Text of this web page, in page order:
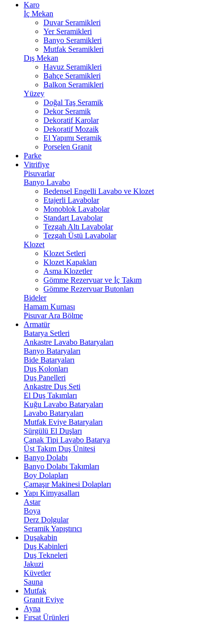
Karo
İç Mekan
Duvar Seramikleri
Yer Seramikleri
Banyo Seramikleri
Mutfak Seramikleri
Dış Mekan
Havuz Seramikleri
Bahçe Seramikleri
Balkon Seramikleri
Yüzey
Doğal Taş Seramik
Dekor Seramik
Dekoratif Karolar
Dekoratif Mozaik
El Yapımı Seramik
Porselen Granit
Parke
Vitrifiye
Pisuvarlar
Banyo Lavabo
Bedensel Engelli Lavabo ve Klozet
Etajerli Lavabolar
Monoblok Lavabolar
Standart Lavabolar
Tezgah Altı Lavabolar
Tezgah Üstü Lavabolar
Klozet
Klozet Setleri
Klozet Kapakları
Asma Klozetler
Gömme Rezervuar ve İç Takım
Gömme Rezervuar Butonları
Bideler
Hamam Kurnası
Pisuvar Ara Bölme
Armatür
Batarya Setleri
Ankastre Lavabo Bataryaları
Banyo Bataryaları
Bide Bataryaları
Duş Kolonları
Duş Panelleri
Ankastre Duş Seti
El Duş Takımları
Kuğu Lavabo Bataryaları
Lavabo Bataryaları
Mutfak Eviye Bataryaları
Sürgülü El Duşları
Çanak Tipi Lavabo Batarya
Üst Takım Duş Ünitesi
Banyo Dolabı
Banyo Dolabı Takımları
Boy Dolapları
Çamaşır Makinesi Dolapları
Yapı Kimyasalları
Astar
Boya
Derz Dolgular
Seramik Yapıştırıcı
Duşakabin
Duş Kabinleri
Duş Tekneleri
Jakuzi
Küvetler
Sauna
Mutfak
Granit Eviye
Ayna
Fırsat Ürünleri